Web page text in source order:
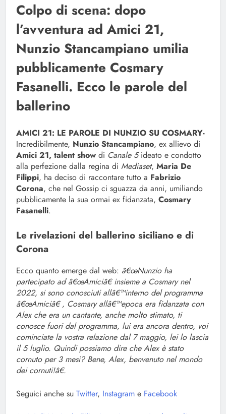
Colpo di scena: dopo
l’avventura ad Amici 21,
Nunzio Stancampiano umilia
pubblicamente Cosmary
Fasanelli. Ecco le parole del
ballerino
AMICI 21: LE PAROLE DI NUNZIO SU COSMARY-
Incredibilmente, Nunzio Stancampiano, ex allievo di
Amici 21, talent show di Canale 5ideato e condotto
alla perfezione dalla regina di Mediaset, Maria De
Filippi, ha deciso di raccontare tutto a Fabrizio
Corona, che nel Gossip ci sguazza da anni, umiliando
pubblicamente la sua ormai ex fidanzata, Cosmary
Fasanelli.
Le rivelazioni del ballerino siciliano e di
Corona
Ecco quanto emerge dal web: â€œNunzio ha
partecipato ad â€œAmiciâ€ insieme a Cosmary nel
2022, si sono conosciuti allâ€™interno del programma
â€œAmiciâ€ , Cosmary allâ€™epoca era fidanzata con
Alex che era un cantante, anche molto stimato, ti
conosce fuori dal programma, lui era ancora dentro, voi
cominciate la vostra relazione dal 7 maggio, lei lo lascia
il 5 luglio. Quindi possiamo dire che Alex è stato
cornuto per 3 mesi? Bene, Alex, benvenuto nel mondo
dei cornuti!â€.
Seguici anche su Twitter, Instagram e Facebook